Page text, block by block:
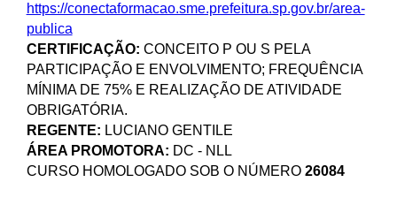
https://conectaformacao.sme.prefeitura.sp.gov.br/area-
publica
CERTIFICAÇÃO: CONCEITO P OU S PELA
PARTICIPAÇÃO E ENVOLVIMENTO; FREQUÊNCIA
MÍNIMA DE 75% E REALIZAÇÃO DE ATIVIDADE
OBRIGATÓRIA.
REGENTE: LUCIANO GENTILE
ÁREA PROMOTORA: DC - NLL
CURSO HOMOLOGADO SOB O NÚMERO 26084